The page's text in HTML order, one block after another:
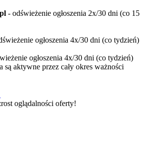
- odświeżenie ogłoszenia 2x/30 dni (co 15
ogłoszenia 4x/30 dni (co tydzień)
ogłoszenia 4x/30 dni (co tydzień)
są aktywne przez cały okres ważności
oglądalności oferty!